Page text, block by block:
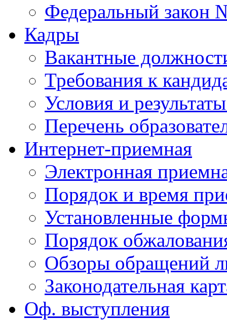
Федеральный закон
Кадры
Вакантные
Требования к
Условия и
Перечень
Интернет-приемная
Электронная
Порядок и время
Установленные
Порядок
Обзоры обращений
Законодательная
Оф. выступления